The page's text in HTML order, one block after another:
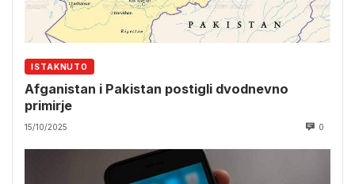
ISTAKNUTO
Afganistan i Pakistan postigli dvodnevno
primirje
15/10/2025 0